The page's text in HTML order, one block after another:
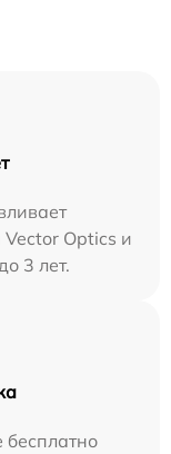
Optics и
3 лет.